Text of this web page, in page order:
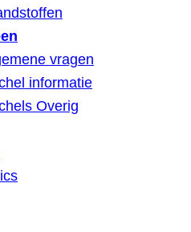
vragen
informatie
Overig